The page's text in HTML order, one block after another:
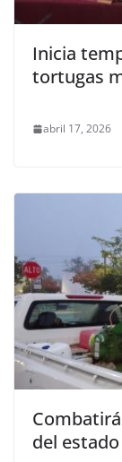
Inicia
tortugas
abril 17, 2026
del estado